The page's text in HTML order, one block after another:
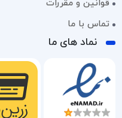
تماس با ما
نماد های ما